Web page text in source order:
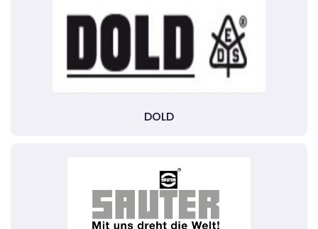
DOLD